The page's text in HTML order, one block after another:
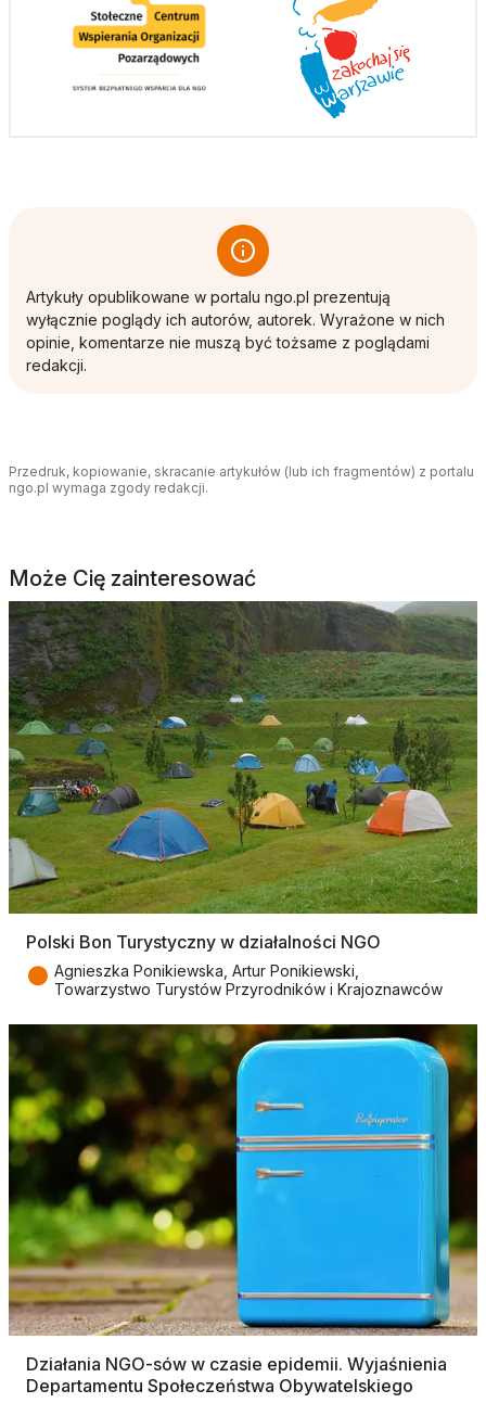
Artykuły opublikowane w portalu ngo.pl prezentują
wyłącznie poglądy ich autorów, autorek. Wyrażone w nich
opinie, komentarze nie muszą być tożsame z poglądami
redakcji.
Przedruk, kopiowanie, skracanie artykułów (lub ich fragmentów) z portalu
ngo.pl wymaga zgody redakcji.
Może Cię zainteresować
Polski Bon Turystyczny w działalności NGO
● Agnieszka Ponikiewska, Artur Ponikiewski,
Towarzystwo Turystów Przyrodników i Krajoznawców
Działania NGO-sów w czasie epidemii. Wyjaśnienia
Departamentu Społeczeństwa Obywatelskiego